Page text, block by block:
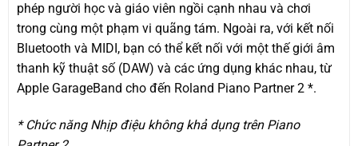
phép người học và giáo viên ngồi cạnh nhau và chơi
trong cùng một phạm vi quãng tám. Ngoài ra, với kết nối
Bluetooth và MIDI, bạn có thể kết nối với một thế giới âm
thanh kỹ thuật số (DAW) và các ứng dụng khác nhau, từ
Apple GarageBand cho đến Roland Piano Partner 2 *.
* Chức năng Nhịp điệu không khả dụng trên Piano